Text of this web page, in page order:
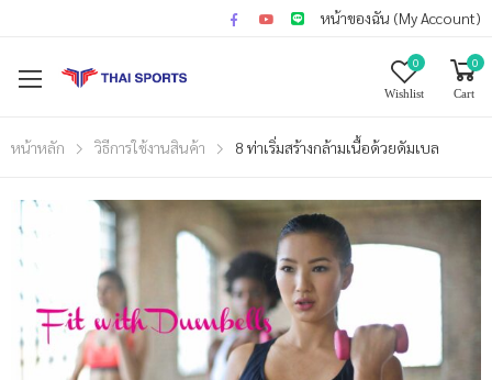
หน้าของฉัน (My Account)
0
Wishlist
0
Cart
หน้าหลัก วิธีการใช้งานสินค้า 8 ท่าเริ่มสร้างกล้ามเนื้อด้วยดัมเบล